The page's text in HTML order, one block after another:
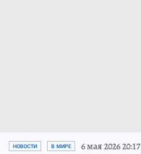
НОВОСТИ В МИРЕ 6 мая 2026 20:17